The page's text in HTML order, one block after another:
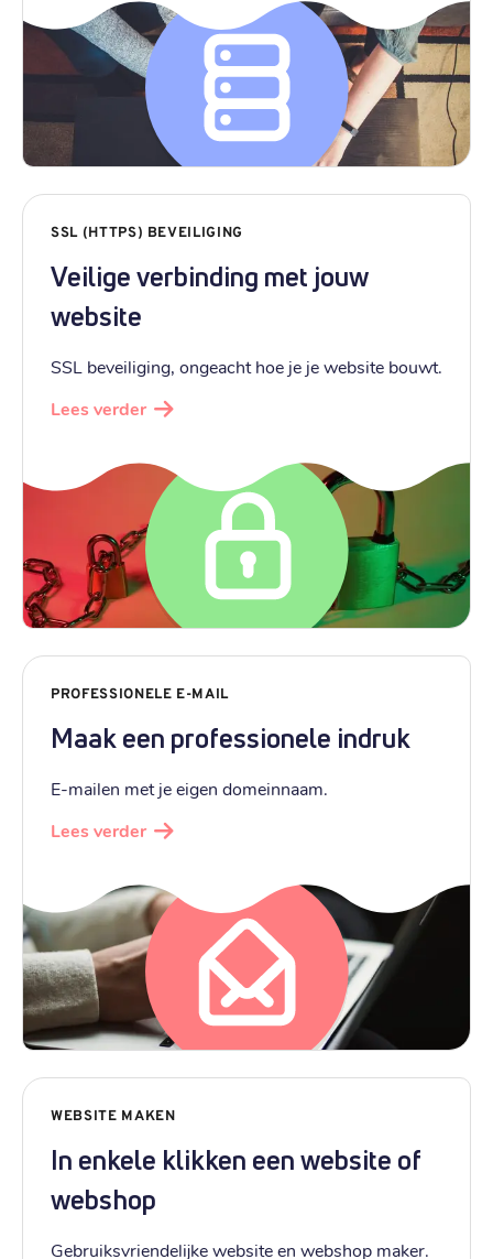
SSL (HTTPS) BEVEILIGING
Veilige verbinding met jouw
website
SSL beveiliging, ongeacht hoe je je website bouwt.
Lees verder
PROFESSIONELE E-MAIL
Maak een professionele indruk
E-mailen met je eigen domeinnaam.
Lees verder
WEBSITE MAKEN
In enkele klikken een website of
webshop
Gebruiksvriendelijke website en webshop maker.